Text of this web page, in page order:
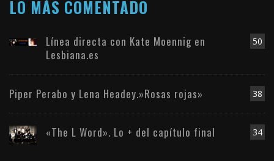
LO MÁS COMENTADO
50
Línea directa con Kate Moennig en
Lesbiana.es
38
Piper Perabo y Lena Headey.»Rosas rojas»
34
«The L Word». Lo + del capítulo final